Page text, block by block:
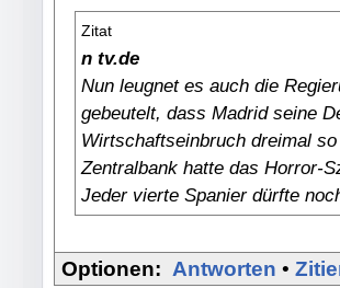
Zitat
n tv.de
Nun leugnet es auch die
gebeutelt, dass Madrid seine
Wirtschaftseinbruch dreimal
Zentralbank hatte das Horror-
Jeder vierte Spanier dürfte
Optionen: Antworten •